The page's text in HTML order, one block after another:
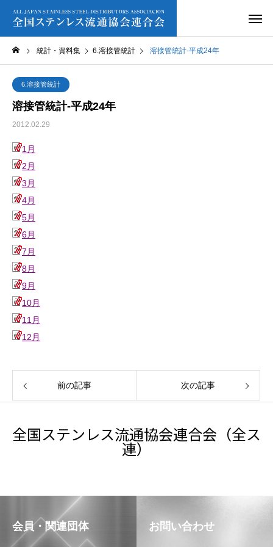
統計・資料集 6.溶接管統計 溶接管統計‐平成24年
6.溶接管統計
溶接管統計‐平成24年
2012.02.29
1月
2月
3月
4月
5月
6月
7月
8月
9月
10月
11月
12月
前の記事 次の記事
全国ステンレス流通協会連合会（全ス
連）
会員・関連団体 お問い合わせ